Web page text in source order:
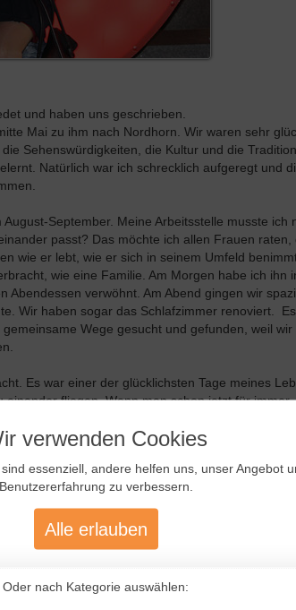
und haben uns geschrieben.
Mai zu ihm nach Nordhorn. Wir waren sehr
Sehenswürdigkeiten, die Kultur und die
Natürlich war ich schrecklich aufgeregt und
September. Meine Arbeitsstelle musste ich
passt? Das möchte ich allen Frauen raten,
wie er lebt, wie er sich in seinem Umfeld
wie eine Familie. Am Morgen habe ich ihn
verwöhnt. Am Abend gingen wir
Wir haben sogar das Schlafzimmer renoviert.
Wege gesucht und gefunden, weil wir
Es war einer der glücklichsten Tage meines
fliegen. Wenn man schon jetzt für immer
wir uns und trafen uns in Skype... Es war eine
verwenden Cookies
essenziell, andere helfen uns, unser Angebot
Benutzererfahrung zu verbessern.
Alle erlauben
Oder nach Kategorie auswählen: